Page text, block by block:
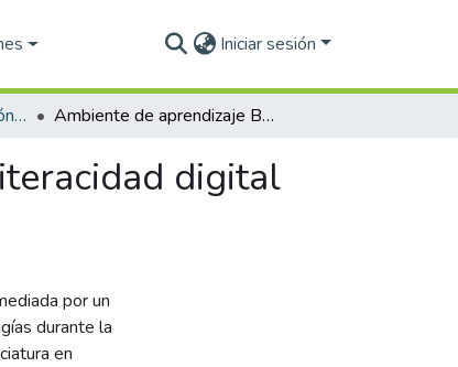
Iniciar sesión
Maestría en Administración de Tecnologías de la Información (PNPC) Ambiente de aprendizaje B-Learning para mediar la literacidad digital en docentes de educación superior
digital
por un
durante la
en